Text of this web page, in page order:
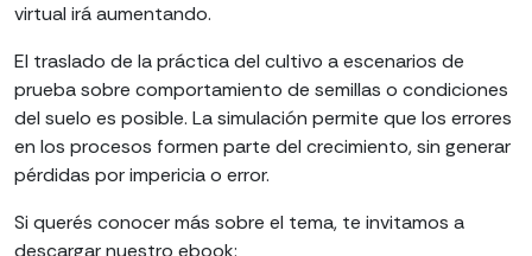
virtual irá aumentando.
El traslado de la práctica del cultivo a escenarios de
prueba sobre comportamiento de semillas o condiciones
del suelo es posible. La simulación permite que los errores
en los procesos formen parte del crecimiento, sin generar
pérdidas por impericia o error.
Si querés conocer más sobre el tema, te invitamos a
descargar nuestro ebook: